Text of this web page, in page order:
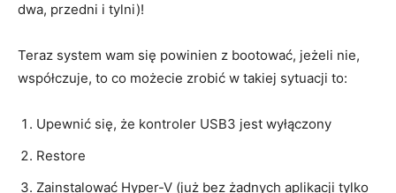
dwa, przedni i tylni)!
Teraz system wam się powinien z bootować, jeżeli nie,
współczuje, to co możecie zrobić w takiej sytuacji to:
Upewnić się, że kontroler USB3 jest wyłączony
Restore
Zainstalować Hyper-V (już bez żadnych aplikacji tylko